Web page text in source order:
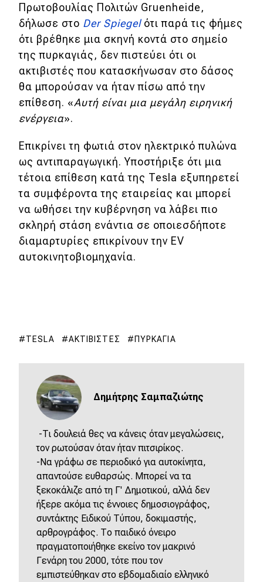
Πρωτοβουλίας Πολιτών Gruenheide,
δήλωσε στο Der Spiegelότι παρά τις φήμες
ότι βρέθηκε μια σκηνή κοντά στο σημείο
της πυρκαγιάς, δεν πιστεύει ότι οι
ακτιβιστές που κατασκήνωσαν στο δάσος
θα μπορούσαν να ήταν πίσω από την
επίθεση. «Αυτή είναι μια μεγάλη ειρηνική
ενέργεια».
Επικρίνει τη φωτιά στον ηλεκτρικό πυλώνα
ως αντιπαραγωγική. Υποστήριξε ότι μια
τέτοια επίθεση κατά της Tesla εξυπηρετεί
τα συμφέροντα της εταιρείας και μπορεί
να ωθήσει την κυβέρνηση να λάβει πιο
σκληρή στάση ενάντια σε οποιεσδήποτε
διαμαρτυρίες επικρίνουν την EV
αυτοκινητοβιομηχανία.
TESLA ΑΚΤΙΒΙΣΤΈΣ ΠΥΡΚΑΓΙΆ
Δημήτρης Σαμπαζιώτης
-Τι δουλειά θες να κάνεις όταν μεγαλώσεις,
τον ρωτούσαν όταν ήταν πιτσιρίκος.
-Να γράφω σε περιοδικό για αυτοκίνητα,
απαντούσε ευθαρσώς. Μπορεί να τα
ξεκοκάλιζε από τη Γ' Δημοτικού, αλλά δεν
ήξερε ακόμα τις έννοιες δημοσιογράφος,
συντάκτης Ειδικού Τύπου, δοκιμαστής,
αρθρογράφος. Το παιδικό όνειρο
πραγματοποιήθηκε εκείνο τον μακρινό
Γενάρη του 2000, τότε που τον
εμπιστεύθηκαν στο εβδομαδιαίο ελληνικό